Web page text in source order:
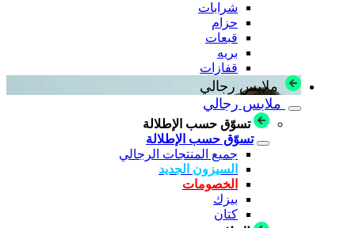
شرابات
حزام
قبعات
بريه
قفازات
ملابس رجالي
ملابس رجالي
تسوّق حسب الإطلالة
تسوّق حسب الإطلالة
جميع المنتجات الرجالي
السيزون الجديد
الخصومات
بيزك
كتان